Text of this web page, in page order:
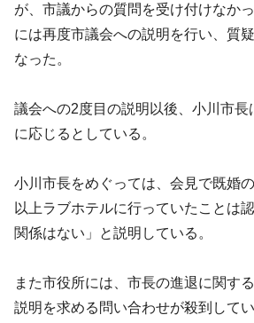
が、市議からの質問を受け付けなか
には再度市議会への説明を行い、質
なった。
議会への2度目の説明以後、小川市長
に応じるとしている。
小川市長をめぐっては、会見で既婚
以上ラブホテルに行っていたことは
関係はない」と説明している。
また市役所には、市長の進退に関す
説明を求める問い合わせが殺到して